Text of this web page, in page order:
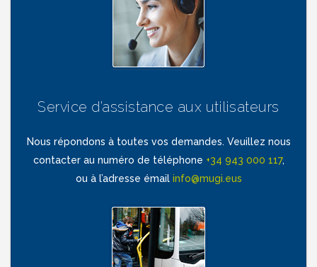
Service d’assistance aux utilisateurs
Nous répondons à toutes vos demandes. Veuillez nous
contacter au numéro de téléphone +34 943 000 117,
ou à l’adresse émail info@mugi.eus